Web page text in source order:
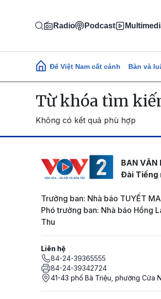
Radio Podcast
Main navigation
Để Việt Nam cất cánh Bàn và
Từ khóa tìm
Không có kết quả phù hợp
BAN VĂN
Đài Tiếng
Trưởng ban: Nhà báo TUYẾT
Phó trưởng ban: Nhà báo Hồng
Thu
Liên hệ
84-24-39365555
84-24-39342724
41-43 phố Bà Triệu, phường Cửa